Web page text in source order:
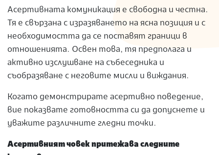
Асертивната комуникация е свободна и честна.
Тя е свързана с изразяването на ясна позиция и с
необходимостта да се поставят граници в
отношенията. Освен това, тя предполага и
активно изслушване на събеседника и
съобразяване с неговите мисли и виждания.
Когато демонстрирате асертивно поведение,
вие показвате готовността си да допуснете и
уважите различните гледни точки.
Асертивният човек притежава следните